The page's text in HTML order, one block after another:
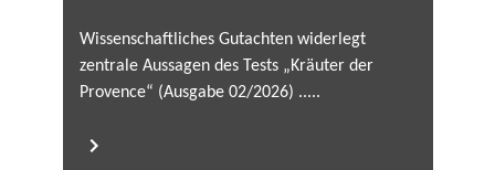
Wissenschaftliches Gutachten widerlegt
zentrale Aussagen des Tests „Kräuter der
Provence“ (Ausgabe 02/2026) .....